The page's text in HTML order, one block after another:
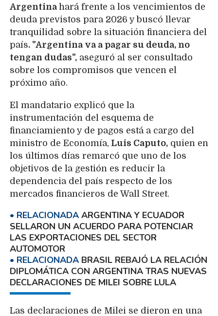
Argentina hará frente a los vencimientos de
deuda previstos para 2026 y buscó llevar
tranquilidad sobre la situación financiera del
país. "Argentina va a pagar su deuda, no
tengan dudas", aseguró al ser consultado
sobre los compromisos que vencen el
próximo año.
El mandatario explicó que la
instrumentación del esquema de
financiamiento y de pagos está a cargo del
ministro de Economía, Luis Caputo, quien en
los últimos días remarcó que uno de los
objetivos de la gestión es reducir la
dependencia del país respecto de los
mercados financieros de Wall Street.
ARGENTINA Y ECUADOR
SELLARON UN ACUERDO PARA POTENCIAR
LAS EXPORTACIONES DEL SECTOR
AUTOMOTOR
BRASIL REBAJÓ LA RELACIÓN
DIPLOMÁTICA CON ARGENTINA TRAS NUEVAS
DECLARACIONES DE MILEI SOBRE LULA
Las declaraciones de Milei se dieron en una